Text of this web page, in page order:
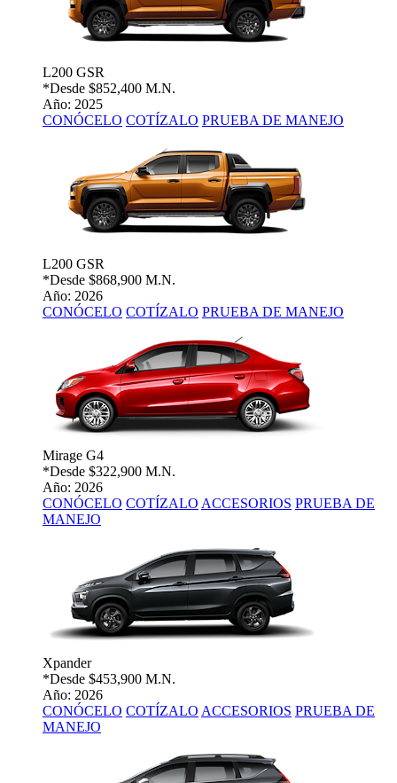
L200 GSR
*Desde $852,400 M.N.
Año: 2025
CONÓCELO COTÍZALO PRUEBA DE MANEJO
L200 GSR
*Desde $868,900 M.N.
Año: 2026
CONÓCELO COTÍZALO PRUEBA DE MANEJO
Mirage G4
*Desde $322,900 M.N.
Año: 2026
CONÓCELO COTÍZALO ACCESORIOS PRUEBA DE
MANEJO
Xpander
*Desde $453,900 M.N.
Año: 2026
CONÓCELO COTÍZALO ACCESORIOS PRUEBA DE
MANEJO